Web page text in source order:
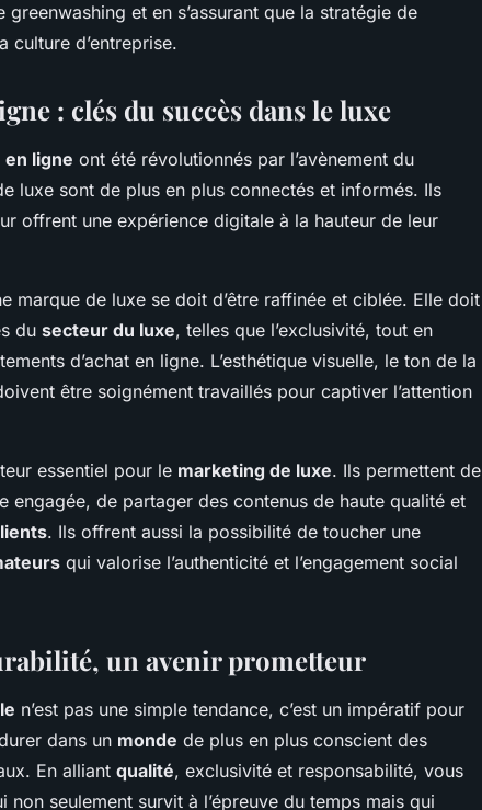
et en s’assurant que la stratégie de
culture d’entreprise.
: clés du succès dans le luxe
ligne ont été révolutionnés par l’avènement du
luxe sont de plus en plus connectés et informés. Ils
offrent une expérience digitale à la hauteur de leur
marque de luxe se doit d’être raffinée et ciblée. Elle doit
du secteur du luxe, telles que l’exclusivité, tout en
d’achat en ligne. L’esthétique visuelle, le ton de la
être soignément travaillés pour captiver l’attention
essentiel pour le marketing de luxe. Ils permettent de
engagée, de partager des contenus de haute qualité et
. Ils offrent aussi la possibilité de toucher une
qui valorise l’authenticité et l’engagement social
un avenir prometteur
n’est pas une simple tendance, c’est un impératif pour
dans un monde de plus en plus conscient des
En alliant qualité, exclusivité et responsabilité, vous
seulement survit à l’épreuve du temps mais qui